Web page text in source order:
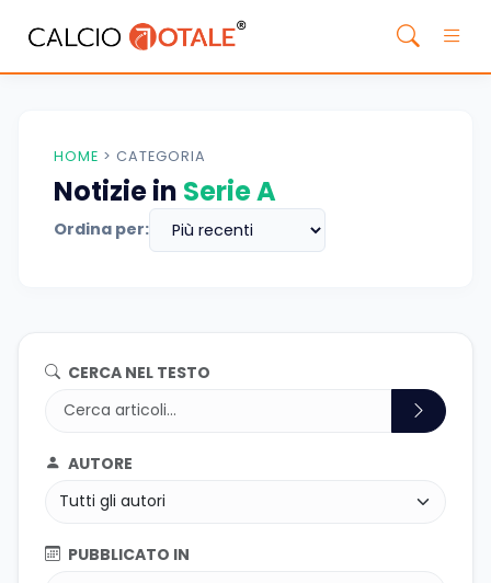
HOME > CATEGORIA
Notizie in Serie A
Ordina per:
CERCA NEL TESTO
AUTORE
PUBBLICATO IN